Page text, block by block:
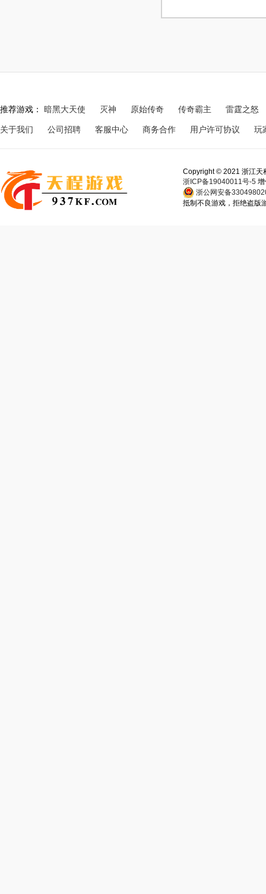
推荐游戏： 暗黑大天使 灭神 原始传奇 传奇霸主 雷霆之怒
关于我们 公司招聘 客服中心 商务合作 用户许可协议 玩
Copyright © 2021 浙江天
浙ICP备19040011号-5
浙公网安备
抵制不良游戏，拒绝盗版